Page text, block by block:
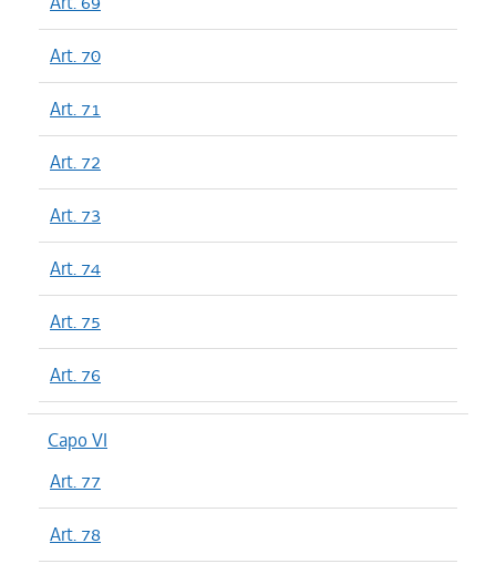
Art. 70
Art. 71
Art. 72
Art. 73
Art. 74
Art. 75
Art. 76
Capo VI
Art. 77
Art. 78